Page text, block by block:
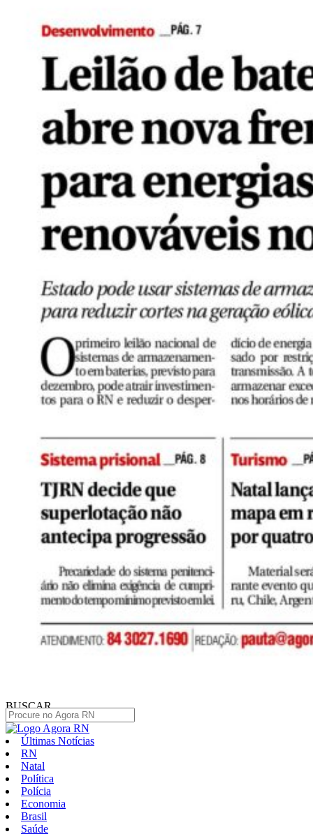
BUSCAR
Últimas Notícias
RN
Natal
Política
Polícia
Economia
Brasil
Saúde